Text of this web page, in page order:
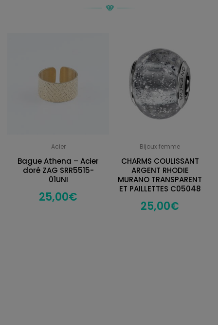
Acier
Bague Athena – Acier
doré ZAG SRR5515-
01UNI
25,00€
Bijoux femme
CHARMS COULISSANT
ARGENT RHODIE
MURANO TRANSPARENT
ET PAILLETTES C05048
25,00€